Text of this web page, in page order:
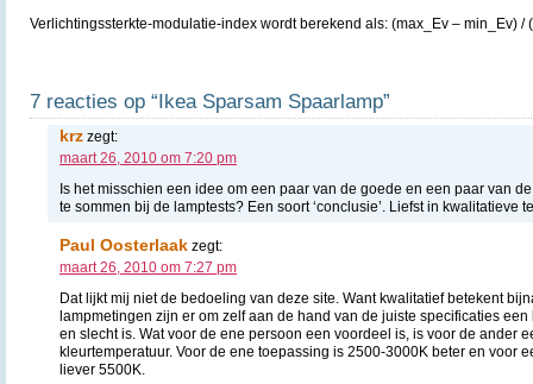
Verlichtingssterkte-modulatie-index wordt berekend als: (max_Ev – min_Ev) /
7 reacties op “Ikea Sparsam Spaarlamp”
krz zegt:
maart 26, 2010 om 7:20 pm
Is het misschien een idee om een paar van de goede en een paar van
te sommen bij de lamptests? Een soort ‘conclusie’. Liefst in kwalitatieve
Paul Oosterlaak zegt:
maart 26, 2010 om 7:27 pm
Dat lijkt mij niet de bedoeling van deze site. Want kwalitatief betekent
lampmetingen zijn er om zelf aan de hand van de juiste specificaties
en slecht is. Wat voor de ene persoon een voordeel is, is voor de ander
kleurtemperatuur. Voor de ene toepassing is 2500-3000K beter en voor
liever 5500K.